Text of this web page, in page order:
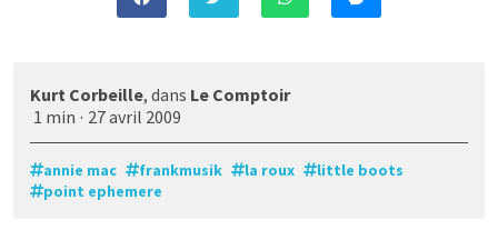
Kurt Corbeille, dans Le Comptoir
1 min · 27 avril 2009
annie mac frankmusik la roux
little boots
point ephemere